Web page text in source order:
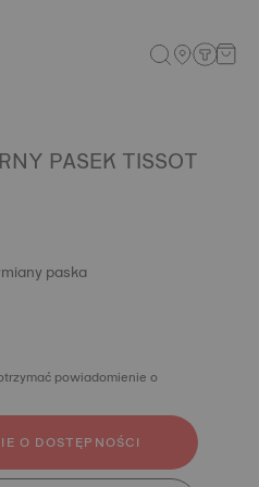
PASEK TISSOT
paska
powiadomienie o
O DOSTĘPNOŚCI